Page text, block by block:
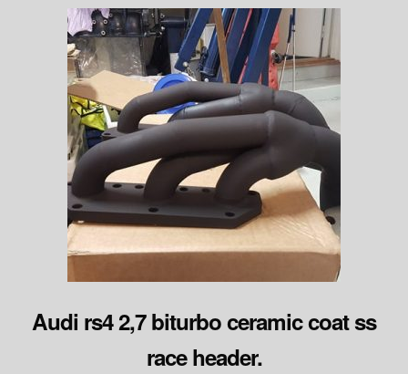
Audi rs4 2,7 biturbo ceramic coat ss
race header.